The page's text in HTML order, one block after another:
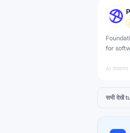
for
AI उपकरण
सभी देखें